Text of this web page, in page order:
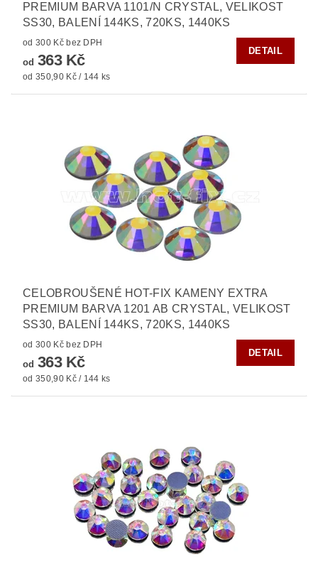
PREMIUM BARVA 1101/N CRYSTAL, VELIKOST
SS30, BALENÍ 144KS, 720KS, 1440KS
od 300 Kč bez DPH
od 363 Kč
od 350,90 Kč / 144 ks
DETAIL
CELOBROUŠENÉ HOT-FIX KAMENY EXTRA
PREMIUM BARVA 1201 AB CRYSTAL, VELIKOST
SS30, BALENÍ 144KS, 720KS, 1440KS
od 300 Kč bez DPH
od 363 Kč
od 350,90 Kč / 144 ks
DETAIL